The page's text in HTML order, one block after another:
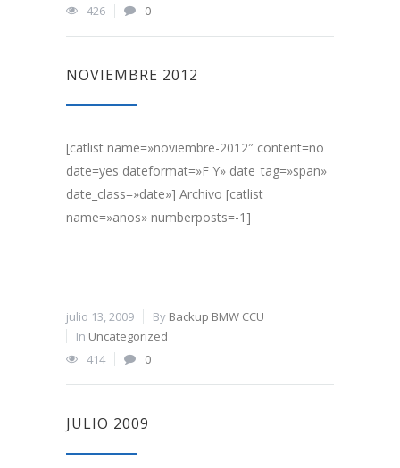
426 0
NOVIEMBRE 2012
[catlist name=»noviembre-2012″ content=no
date=yes dateformat=»F Y» date_tag=»span»
date_class=»date»] Archivo [catlist
name=»anos» numberposts=-1]
julio 13, 2009 By Backup BMW CCU
In Uncategorized
414
0
JULIO 2009